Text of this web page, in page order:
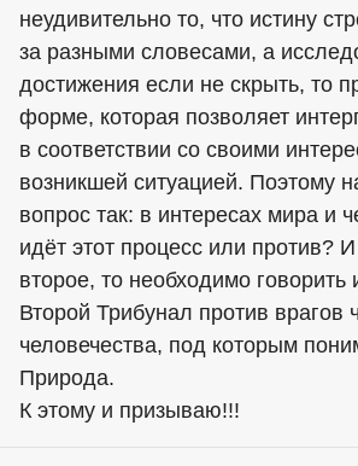
неудивительно то, что истину
за разными словесами, а
достижения если не скрыть, то
форме, которая позволяет
в соответствии со своими
возникшей ситуацией. Поэтому
вопрос так: в интересах мира и
идёт этот процесс или против?
второе, то необходимо говорить
Второй Трибунал против врагов
человечества, под которым
Природа.
К этому и призываю!!!